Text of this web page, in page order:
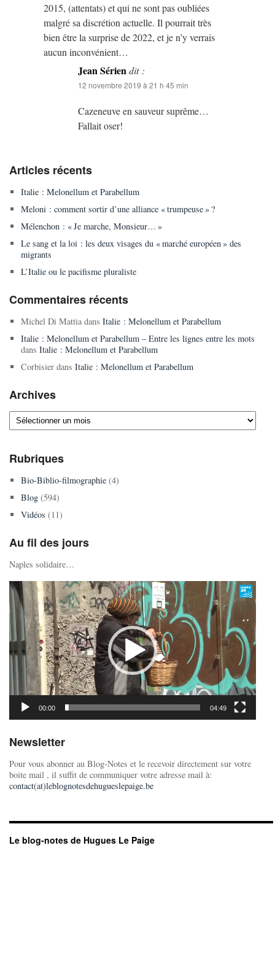
2015, (attentats) et qui ne sont pas oubliées
malgré sa discrétion actuelle. Il pourrait très
bien être la surprise de 2022, et je n’y verrais
aucun inconvénient…
Jean Sériendit :
12 novembre 2019 à 21 h 45 min
Cazeneuve en sauveur suprême…
Fallait oser!
Articles récents
Italie : Melonellum et Parabellum
Meloni : comment sortir d’une alliance « trumpeuse » ?
Mélenchon : « Je marche, Monsieur… »
Le sang et la loi : les deux visages du « marché européen » des
migrants
L’Italie ou le pacifisme pluraliste
Commentaires récents
Michel Di Mattiadans Italie : Melonellum et Parabellum
Italie : Melonellum et Parabellum – Entre les lignes entre les mots
dans Italie : Melonellum et Parabellum
Corbisierdans Italie : Melonellum et Parabellum
Archives
Archives
Rubriques
Bio-Biblio-filmographie(4)
Blog(594)
Vidéos (11)
Au fil des jours
Naples solidaire…
Lecteur
vidéo
00:00 04:49
Newsletter
Pour vous abonner au Blog-Notes et le recevoir directement sur votre
boite mail , il suffit de communiquer votre adresse mail à:
contact(at)leblognotesdehugueslepaige.be
Le blog-notes de Hugues Le Paige